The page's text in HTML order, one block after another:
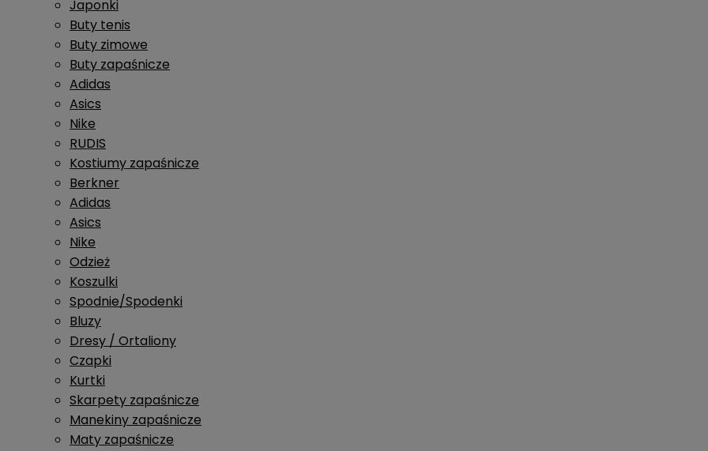
Japonki
Buty tenis
Buty zimowe
Buty zapaśnicze
Adidas
Asics
Nike
RUDIS
Kostiumy zapaśnicze
Berkner
Adidas
Asics
Nike
Odzież
Koszulki
Spodnie/Spodenki
Bluzy
Dresy / Ortaliony
Czapki
Kurtki
Skarpety zapaśnicze
Manekiny zapaśnicze
Maty zapaśnicze